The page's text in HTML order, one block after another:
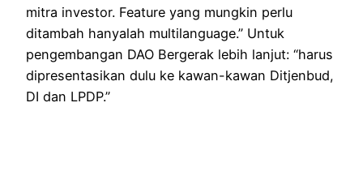
mitra investor. Feature yang mungkin perlu
ditambah hanyalah multilanguage.” Untuk
pengembangan DAO Bergerak lebih lanjut: “harus
dipresentasikan dulu ke kawan-kawan Ditjenbud,
DI dan LPDP.”